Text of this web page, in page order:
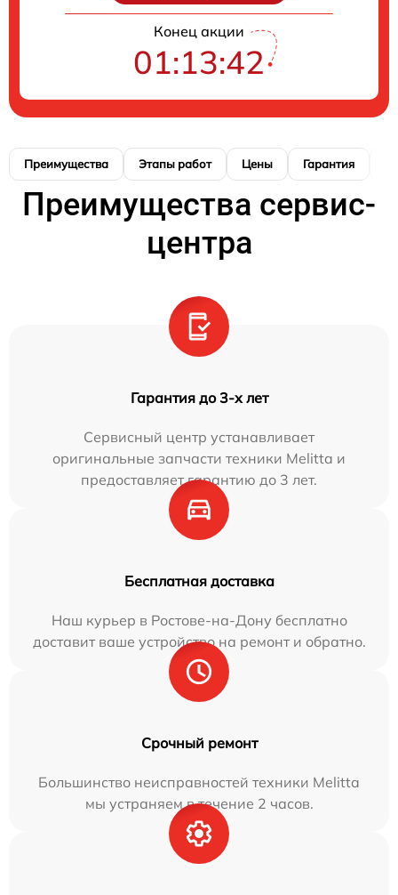
Конец акции
01:13:41
Преимущества Этапы работ Цены Гарантия
Преимущества сервис-
центра
Гарантия до 3-х лет
Сервисный центр устанавливает
оригинальные запчасти техники Melitta и
предоставляет гарантию до 3 лет.
Бесплатная доставка
Наш курьер в Ростове-на-Дону бесплатно
доставит ваше устройство на ремонт и обратно.
Срочный ремонт
Большинство неисправностей техники Melitta
мы устраняем в течение 2 часов.